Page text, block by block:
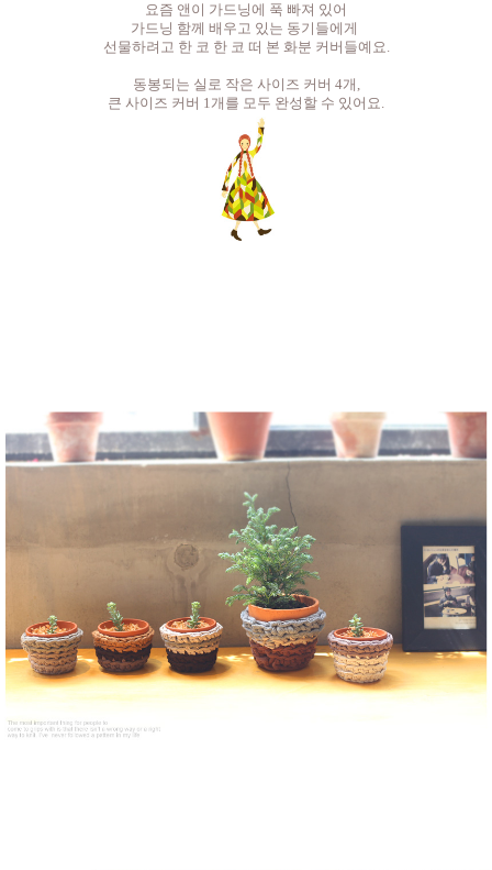
요즘 앤이 가드닝에 푹 빠져 있어
가드닝 함께 배우고 있는 동기들에게
선물하려고 한 코 한 코 떠 본 화분 커버들예요.
동봉되는 실로 작은 사이즈 커버 4개,
큰 사이즈 커버 1개를 모두 완성할 수 있어요.